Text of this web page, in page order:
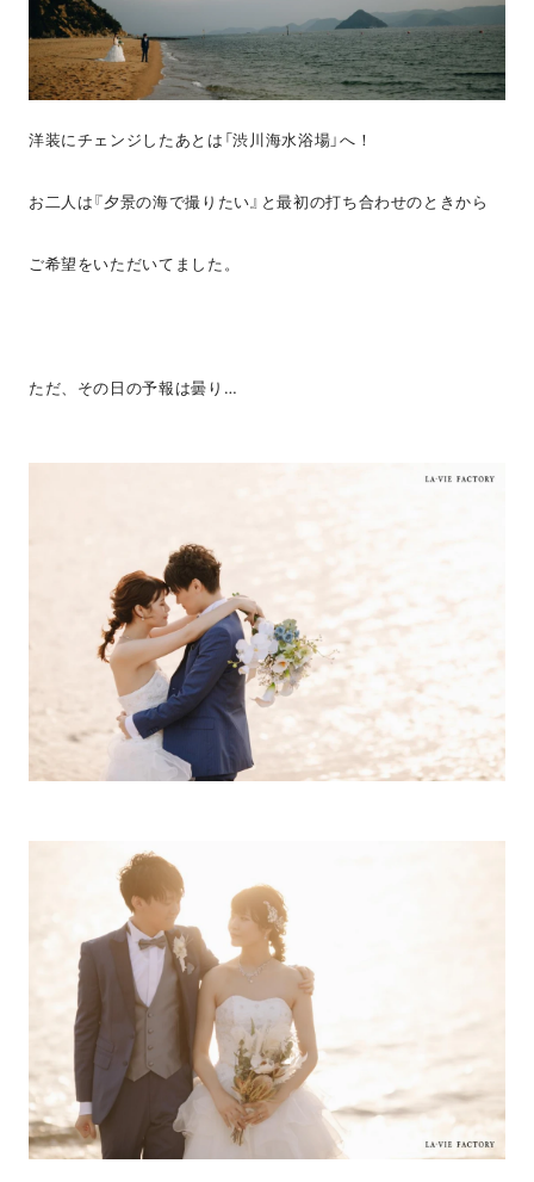
洋装にチェンジしたあとは「渋川海水浴場」へ！
お二人は『夕景の海で撮りたい』と最初の打ち合わせのときから
ご希望をいただいてました。
ただ、その日の予報は曇り…